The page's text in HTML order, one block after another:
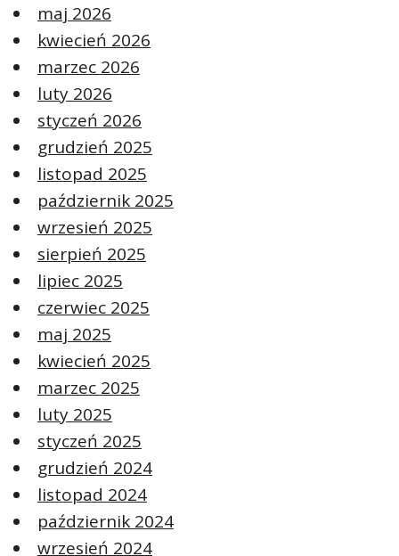
maj 2026
kwiecień 2026
marzec 2026
luty 2026
styczeń 2026
grudzień 2025
listopad 2025
październik 2025
wrzesień 2025
sierpień 2025
lipiec 2025
czerwiec 2025
maj 2025
kwiecień 2025
marzec 2025
luty 2025
styczeń 2025
grudzień 2024
listopad 2024
październik 2024
wrzesień 2024